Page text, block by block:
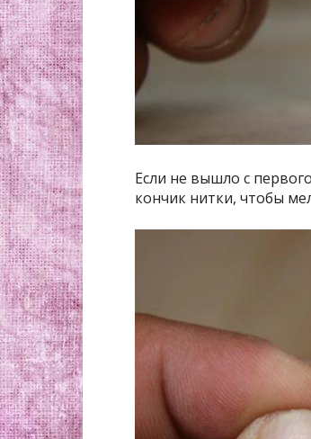
Если не вышло с
кончик нитки, чтобы